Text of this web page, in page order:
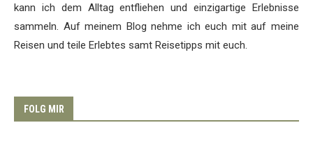
kann ich dem Alltag entfliehen und einzigartige Erlebnisse
sammeln. Auf meinem Blog nehme ich euch mit auf meine
Reisen und teile Erlebtes samt Reisetipps mit euch.
FOLG MIR